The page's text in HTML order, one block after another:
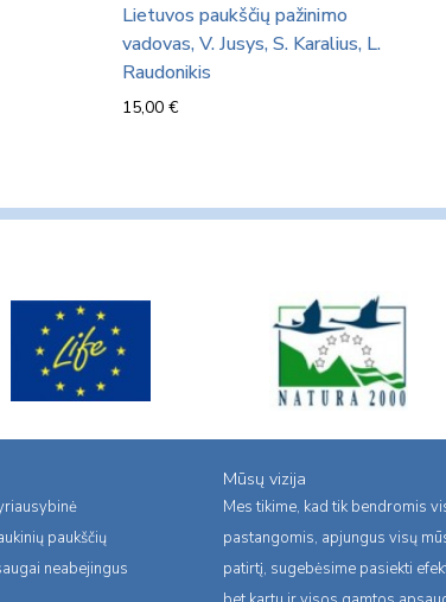
Lietuvos paukščių pažinimo
vadovas, V. Jusys, S. Karalius, L.
Raudonikis
15,00 €
paukščių
neabejingus
Mūsų vizija
Mes tikime, kad tik bendromis
pastangomis, apjungus visų
patirtį, sugebėsime pasiekti